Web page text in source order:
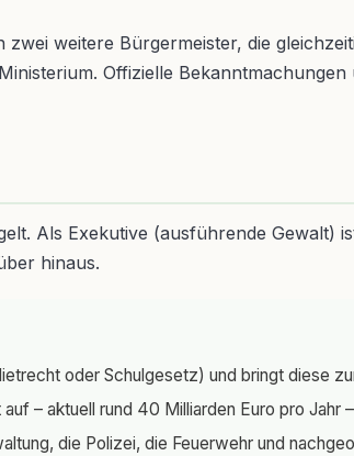
weitere Bürgermeister, die
Offizielle
Als Exekutive (ausführende Gewalt)
hinaus.
oder Schulgesetz) und bringt diese
– aktuell rund 40 Milliarden Euro pro Jahr
die Polizei, die Feuerwehr und